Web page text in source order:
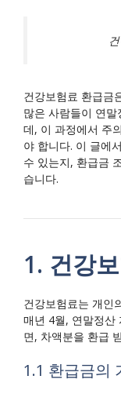
건강보험료 환급금
많은 사람들이 연
데, 이 과정에서 주
야 합니다. 이 글에
수 있는지, 환급금
습니다.
1. 건강
건강보험료는 개인
매년 4월, 연말정산
면, 차액분을 환급
1.1 환급금의